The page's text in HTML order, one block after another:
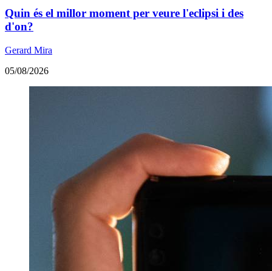
Quin és el millor moment per veure l'eclipsi i des
d'on?
Gerard Mira
05/08/2026